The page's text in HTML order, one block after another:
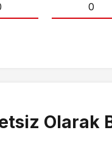
0
Olarak